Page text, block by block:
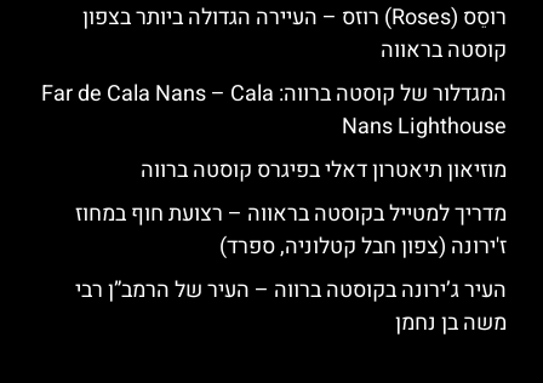
רוסֵס (Roses) רוזס – העיירה הגדולה ביותר בצפון
קוסטה בראווה
המגדלור של קוסטה ברווה: ‪‪Far de Cala Nans – Cala
Nans Lighthouse‬‬
מוזיאון תיאטרון דאלי בפיגרס קוסטה ברווה
מדריך למטייל בקוסטה בראווה – רצועת חוף במחוז
ז'ירונה (צפון חבל קטלוניה, ספרד)
העיר ג’ירונה בקוסטה ברווה – העיר של הרמב”ן רבי
משה בן נחמן